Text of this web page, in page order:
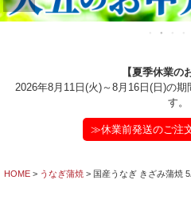
【夏季休業の
2026年8月11日(火)～8月16日(日)の
す。
≫休業前発送のご注
HOME うなぎ蒲焼 国産うなぎ きざみ蒲焼